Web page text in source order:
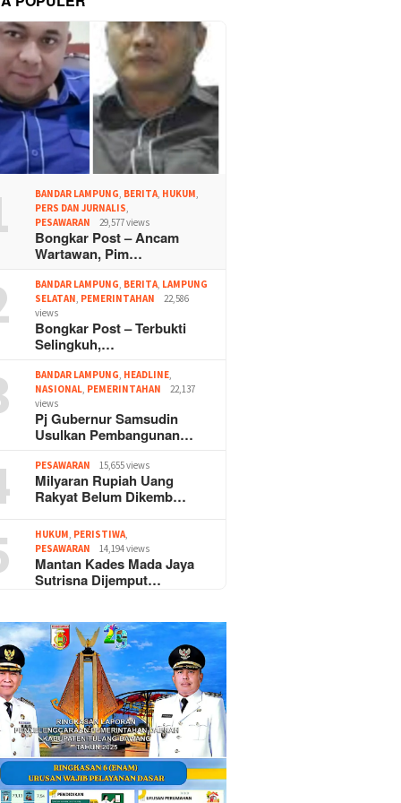
BANDAR LAMPUNG BERITA HUKUM
PERS DAN JURNALIS
PESAWARAN
29,577 views
Bongkar Post – Ancam
Wartawan, Pim…
BANDAR LAMPUNG BERITA LAMPUNG
SELATAN PEMERINTAHAN
22,586
views
Bongkar Post – Terbukti
Selingkuh,…
BANDAR LAMPUNG HEADLINE
NASIONAL PEMERINTAHAN
22,137
views
Pj Gubernur Samsudin
Usulkan Pembangunan…
PESAWARAN 15,655 views
Milyaran Rupiah Uang
Rakyat Belum Dikemb…
HUKUM PERISTIWA
PESAWARAN
14,194 views
Mantan Kades Mada Jaya
Sutrisna Dijemput…